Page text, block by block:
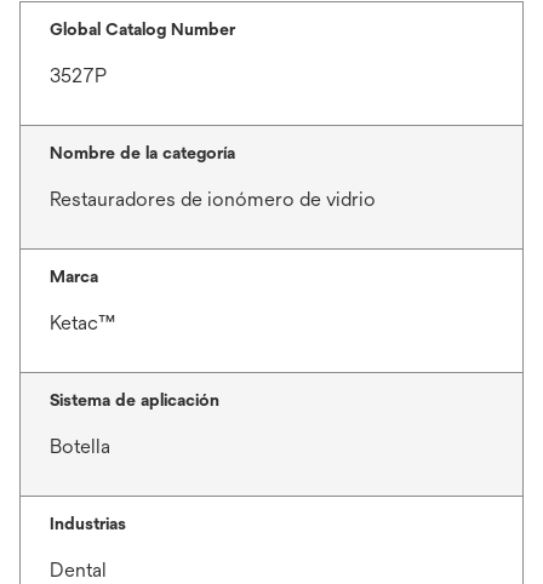
Global Catalog Number
3527P
Nombre de la categoría
Restauradores de ionómero de vidrio
Marca
Ketac™
Sistema de aplicación
Botella
Industrias
Dental